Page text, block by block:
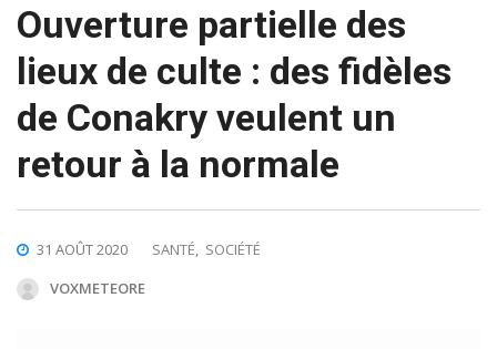
Ouverture partielle des
lieux de culte : des fidèles
de Conakry veulent un
retour à la normale
31 AOÛT 2020 SANTÉ, SOCIÉTÉ
VOXMETEORE